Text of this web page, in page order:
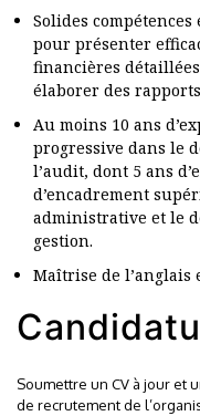
Solides
pour présenter
financières
élaborer des
Au moins 10 ans
progressive dans le
l’audit, dont 5 ans
d’encadrement
administrative et le
gestion.
Maîtrise de l’anglais
Soumettre un CV à jour et
de recrutement de